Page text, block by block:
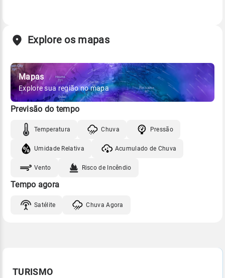
Explore os mapas
Mapas
Explore sua região no mapa
Previsão do tempo
Temperatura Chuva Pressão
Umidade Relativa Acumulado de Chuva
Vento Risco de Incêndio
Tempo agora
Satélite Chuva Agora
TURISMO